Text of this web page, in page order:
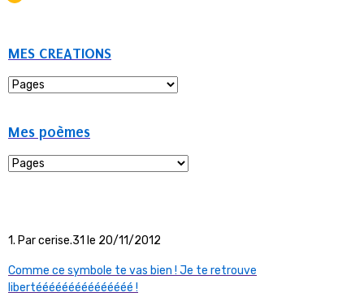
MES CREATIONS
Mes poèmes
1. Par cerise.31 le 20/11/2012
Comme ce symbole te vas bien ! Je te retrouve
libertééééééééééééééé !